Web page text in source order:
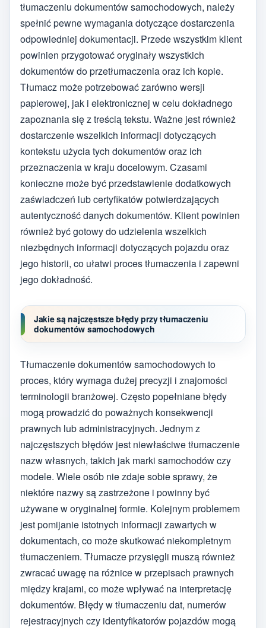
tłumaczeniu dokumentów samochodowych, należy
spełnić pewne wymagania dotyczące dostarczenia
odpowiedniej dokumentacji. Przede wszystkim klient
powinien przygotować oryginały wszystkich
dokumentów do przetłumaczenia oraz ich kopie.
Tłumacz może potrzebować zarówno wersji
papierowej, jak i elektronicznej w celu dokładnego
zapoznania się z treścią tekstu. Ważne jest również
dostarczenie wszelkich informacji dotyczących
kontekstu użycia tych dokumentów oraz ich
przeznaczenia w kraju docelowym. Czasami
konieczne może być przedstawienie dodatkowych
zaświadczeń lub certyfikatów potwierdzających
autentyczność danych dokumentów. Klient powinien
również być gotowy do udzielenia wszelkich
niezbędnych informacji dotyczących pojazdu oraz
jego historii, co ułatwi proces tłumaczenia i zapewni
jego dokładność.
Jakie są najczęstsze błędy przy tłumaczeniu
dokumentów samochodowych
Tłumaczenie dokumentów samochodowych to
proces, który wymaga dużej precyzji i znajomości
terminologii branżowej. Często popełniane błędy
mogą prowadzić do poważnych konsekwencji
prawnych lub administracyjnych. Jednym z
najczęstszych błędów jest niewłaściwe tłumaczenie
nazw własnych, takich jak marki samochodów czy
modele. Wiele osób nie zdaje sobie sprawy, że
niektóre nazwy są zastrzeżone i powinny być
używane w oryginalnej formie. Kolejnym problemem
jest pomijanie istotnych informacji zawartych w
dokumentach, co może skutkować niekompletnym
tłumaczeniem. Tłumacze przysięgli muszą również
zwracać uwagę na różnice w przepisach prawnych
między krajami, co może wpływać na interpretację
dokumentów. Błędy w tłumaczeniu dat, numerów
rejestracyjnych czy identyfikatorów pojazdów mogą